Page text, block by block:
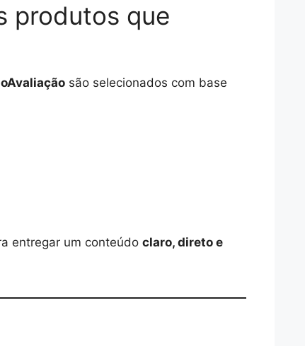
produtos que
são selecionados com base
entregar um conteúdo claro, direto e